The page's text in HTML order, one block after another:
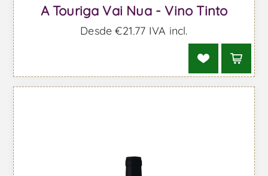
A Touriga Vai Nua - Vino Tinto
Desde €21,77 IVA incl.